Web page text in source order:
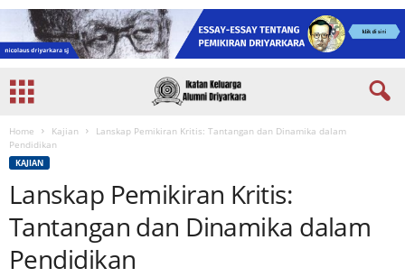
Home Kajian
Lanskap Pemikiran Kritis: Tantangan dan Dinamika dalam
Pendidikan
KAJIAN
Lanskap Pemikiran Kritis:
Tantangan dan Dinamika dalam
Pendidikan